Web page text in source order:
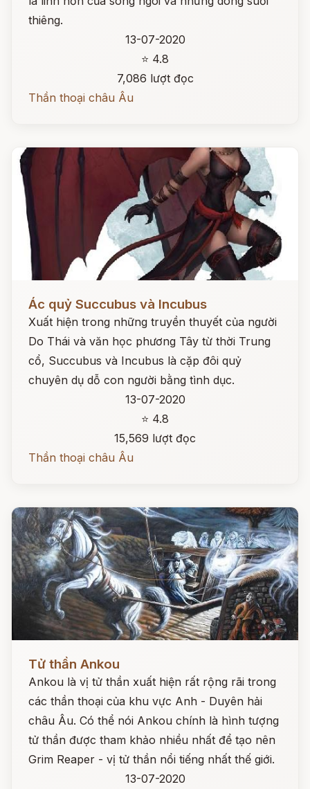
thiêng.
13-07-2020
⭐ 4.8
7,086 lượt đọc
Thần thoại châu Âu
Đọc ngay
Ác quỷ Succubus và Incubus
Xuất hiện trong những truyền thuyết của người
Do Thái và văn học phương Tây từ thời Trung
cổ, Succubus và Incubus là cặp đôi quỷ
chuyên dụ dỗ con người bằng tình dục.
13-07-2020
⭐ 4.8
15,569 lượt đọc
Thần thoại châu Âu
Tử thần Ankou
Ankou là vị tử thần xuất hiện rất rộng rãi trong
các thần thoại của khu vực Anh - Duyên hải
châu Âu. Có thể nói Ankou chính là hình tượng
tử thần được tham khảo nhiều nhất để tạo nên
Grim Reaper - vị tử thần nổi tiếng nhất thế giới.
13-07-2020